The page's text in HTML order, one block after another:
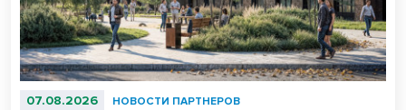
07.08.2026 НОВОСТИ ПАРТНЕРОВ